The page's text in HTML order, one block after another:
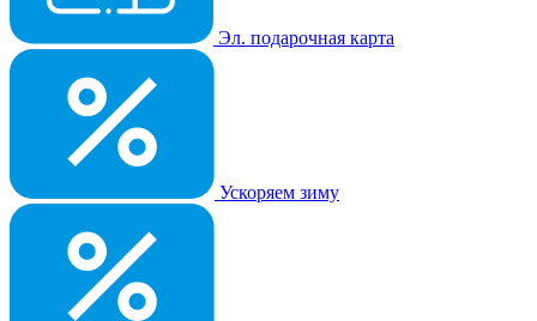
Эл. подарочная карта
Ускоряем зиму